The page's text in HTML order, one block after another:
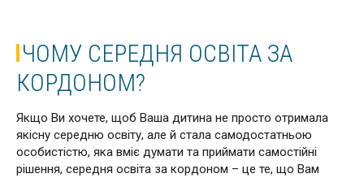
ЧОМУ СЕРЕДНЯ ОСВІТА ЗА
КОРДОНОМ?
Якщо Ви хочете, щоб Ваша дитина не просто отримала
якісну середню освіту, але й стала самодостатньою
особистістю, яка вміє думати та приймати самостійні
рішення, середня освіта за кордоном – це те, що Вам